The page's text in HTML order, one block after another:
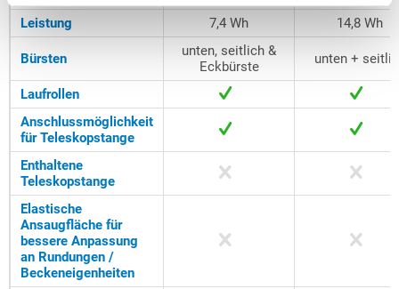
Leistung
7,4 Wh 14,8 Wh
Bürsten
unten, seitlich &
Eckbürste
unten +
Laufrollen
Anschlussmöglichkeit
für Teleskopstange
Enthaltene
Teleskopstange
Elastische
Ansaugfläche für
bessere Anpassung
an Rundungen /
Beckeneigenheiten